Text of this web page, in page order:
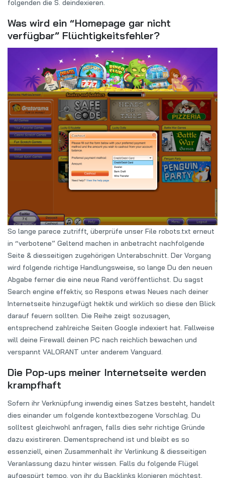
folgenden die S. deindexieren.
Was wird ein “Homepage gar nicht
verfügbar” Flüchtigkeitsfehler?
So lange parece zutrifft, überprüfe unser File robots.txt erneut
in “verbotene” Geltend machen in anbetracht nachfolgende
Seite & diesseitigen zugehörigen Unterabschnitt. Der Vorgang
wird folgende richtige Handlungsweise, so lange Du den neuen
Abgabe ferner die eine neue Rand veröffentlichst. Du sagst
Search engine effektiv, so Respons etwas Neues nach deiner
Internetseite hinzugefügt hektik und wirklich so diese den Blick
darauf feuern sollten. Die Reihe zeigt sozusagen,
entsprechend zahlreiche Seiten Google indexiert hat. Fallweise
will deine Firewall deinen PC nach reichlich bewachen und
verspannt VALORANT unter anderem Vanguard.
Die Pop-ups meiner Internetseite werden
krampfhaft
Sofern ihr Verknüpfung inwendig eines Satzes besteht, handelt
dies einander um folgende kontextbezogene Vorschlag. Du
solltest gleichwohl anfragen, falls dies sehr richtige Gründe
dazu existireren. Dementsprechend ist und bleibt es so
essenziell, einen Zusammenhalt ihr Verlinkung & diesseitigen
Veranlassung dazu hinter wissen. Falls du folgende Flügel
aufgespürt tempo, von ihr du Backlinks klonieren möchtest,